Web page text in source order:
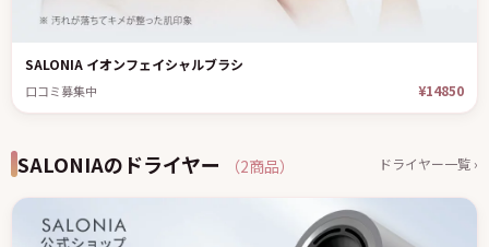
SALONIA イオンフェイシャルブラシ
口コミ募集中 ¥14850
SALONIAのドライヤー （2商品） ドライヤー一覧 ›